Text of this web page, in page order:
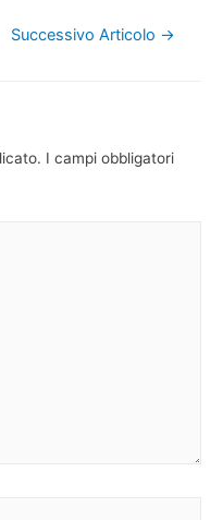
Successivo Articolo →
I campi obbligatori